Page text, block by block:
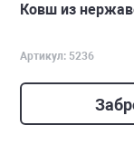
Ковш из
Артикул: 5236